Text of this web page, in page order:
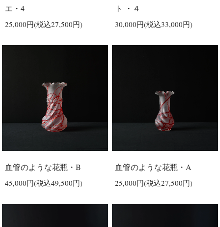
エ・4
25,000円(税込27,500円)
ト ・４
30,000円(税込33,000円)
血管のような花瓶・B
45,000円(税込49,500円)
血管のような花瓶・A
25,000円(税込27,500円)